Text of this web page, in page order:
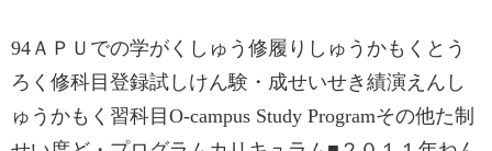
94ＡＰＵでの学がくしゅう修履りしゅうかもくとう
ろく修科目登録試しけん験・成せいせき績演えんし
ゅうかもく習科目O-campus Study Programその他た制